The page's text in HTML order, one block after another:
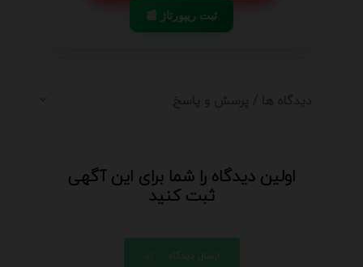
📰 ثبت ریپورتاژ
دیدگاه ها / پرسش و پاسخ
اولین دیدگاه را شما برای این آگهی
ثبت کنید
ارسال دیدگاه